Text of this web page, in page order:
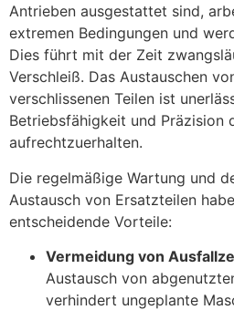
Antrieben ausgestattet sind,
extremen Bedingungen und
Dies führt mit der Zeit
Verschleiß. Das Austauschen
verschlissenen Teilen ist
Betriebsfähigkeit und Präzision
aufrechtzuerhalten.
Die regelmäßige Wartung und
Austausch von Ersatzteilen
entscheidende Vorteile:
Vermeidung von
Austausch von
verhindert ungeplante